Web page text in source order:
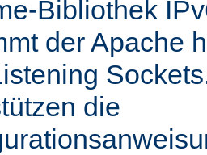
Bibliothek
der Apache
die